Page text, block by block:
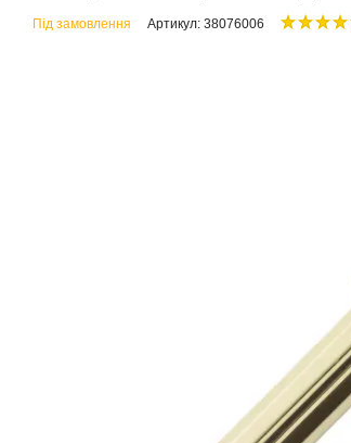
Під замовлення Артикул: 38076006